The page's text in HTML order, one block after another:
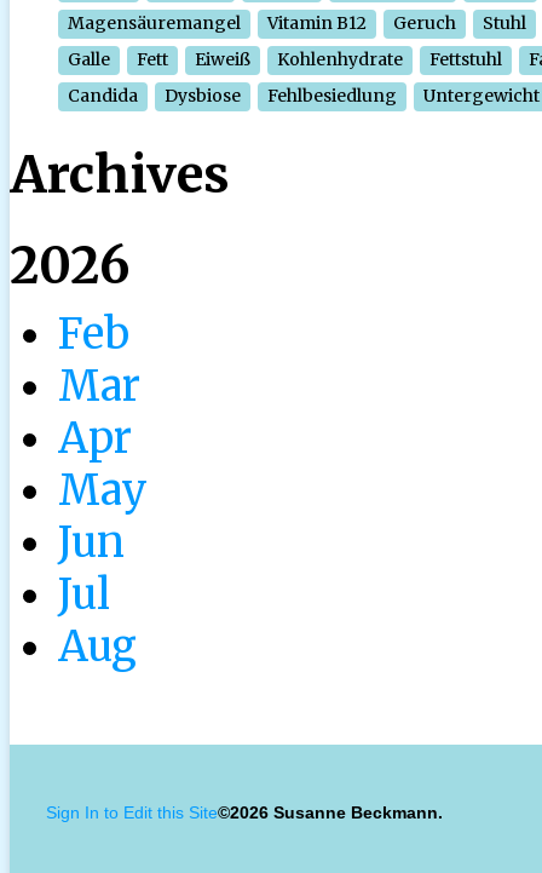
Magensäuremangel
Vitamin B12 Geruch
Stuhl
Galle
Fett Eiweiß Kohlenhydrate Fettstuhl
Candida
Dysbiose Fehlbesiedlung Untergewicht
Archives
2026
Feb
Mar
Apr
May
Jun
Jul
Aug
Sign In to Edit this Site©2026 Susanne Beckmann.